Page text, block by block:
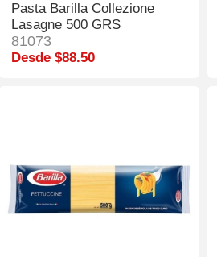
Pasta Barilla Collezione
Lasagne 500 GRS
81073
Desde $88.50